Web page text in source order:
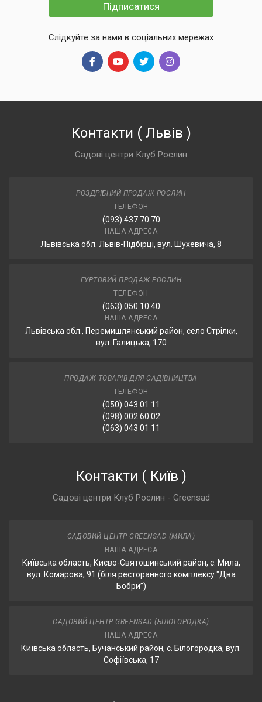
Підписатися
Слідкуйте за нами в соціальних мережах
Контакти ( Львів )
Садові центри Клуб Рослин
РОЗДРІБНИЙ ПРОДАЖ РОСЛИН
ТЕЛЕФОН
(093) 437 70 70
НАША АДРЕСА
Львівська обл. Львів-Підбірці, вул. Шухевича, 8
ГУРТОВИЙ ПРОДАЖ РОСЛИН
ТЕЛЕФОН
(063) 050 10 40
НАША АДРЕСА
Львівська обл., Перемишлянський район, село Стрілки,
вул. Галицька, 170
ПРОДАЖ ТОВАРІВ ДЛЯ САДІВНИЦТВА
ТЕЛЕФОН
(050) 043 01 11
(098) 002 60 02
(063) 043 01 11
Контакти ( Київ )
Садові центри Клуб Рослин - Greensad
САДОВИЙ ЦЕНТР GREENSAD (МИЛА)
НАША АДРЕСА
Київська область, Києво-Святошинський район, с. Мила,
вул. Комарова, 91 (біля ресторанного комплексу "Два
Бобри”)
САДОВИЙ ЦЕНТР GREENSAD (БІЛОГОРОДКА)
НАША АДРЕСА
Київська область, Бучанський район, с. Білогородка, вул.
Софіївська, 17